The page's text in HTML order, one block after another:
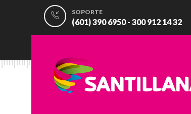
SOPORTE
(601) 390 6950 - 300 912 14 32